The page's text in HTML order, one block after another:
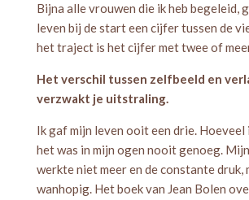
Bijna alle vrouwen die ik heb begeleid,
leven bij de start een cijfer tussen de
het traject is het cijfer met twee of
Het verschil tussen zelfbeeld en
verzwakt je uitstraling.
Ik gaf mijn leven ooit een drie. Hoeveel
het was in mijn ogen nooit genoeg.
werkte niet meer en de constante druk,
wanhopig. Het boek van Jean Bolen